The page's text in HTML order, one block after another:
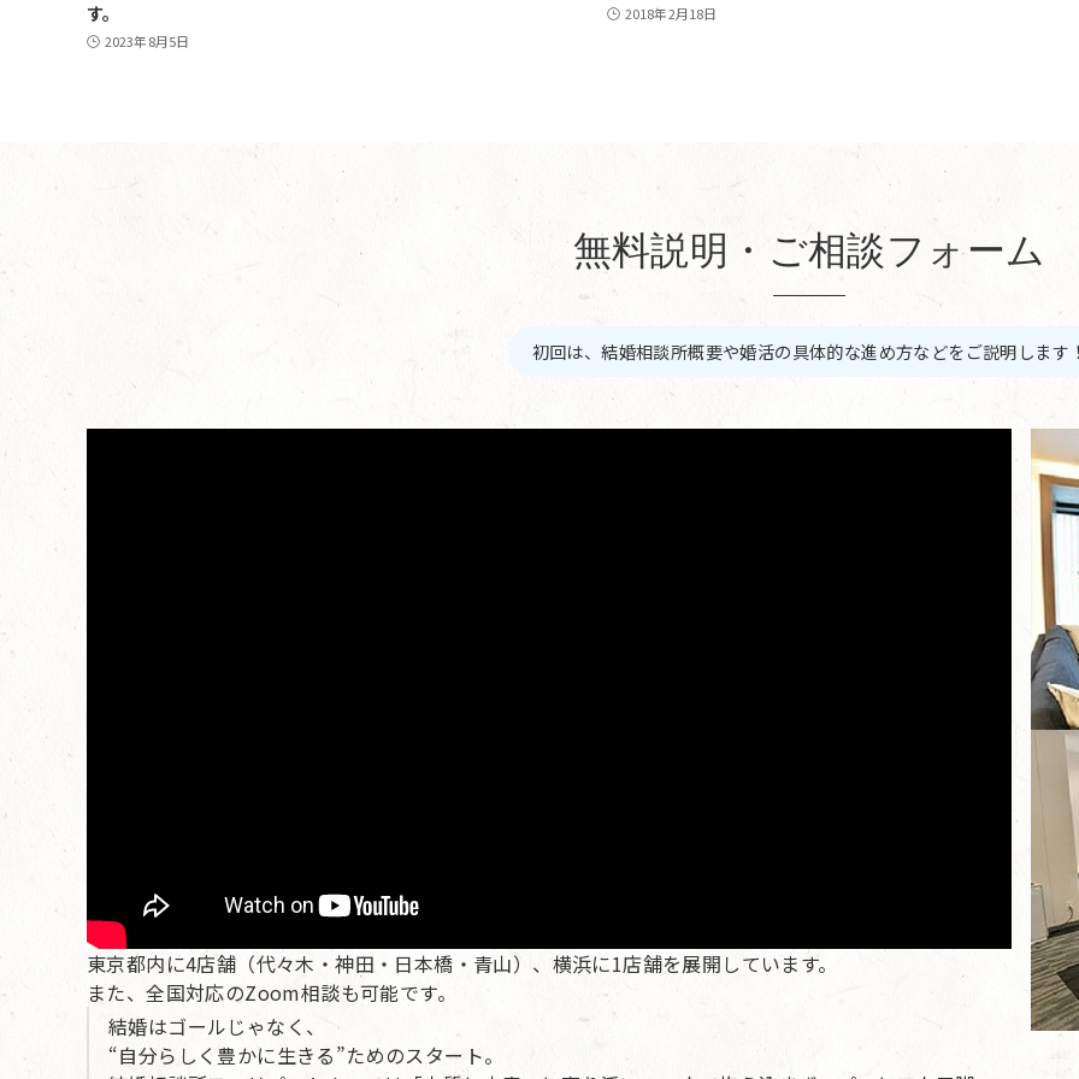
す。
2023年8月5日
2018年2月18日
無料説明・ご相談フォーム
初回は、結婚相談所概要や婚活の具体的な進め方などをご説明します
東京都内に4店舗（代々木・神田・日本橋・青山）、横浜に1店舗を展開しています。
また、全国対応のZoom相談も可能です。
結婚はゴールじゃなく、
“自分らしく豊かに生きる”ためのスタート。